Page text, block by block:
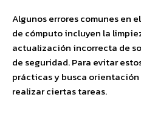
Algunos errores comunes en
de cómputo incluyen la
actualización incorrecta de
de seguridad. Para evitar
prácticas y busca orientación
realizar ciertas tareas.